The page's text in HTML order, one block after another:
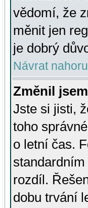
vědomí, že
měnit jen
je dobrý
Návrat nahoru
Změnil
Jste si jisti,
toho
o letní čas.
rozdíl.
dobu trvání